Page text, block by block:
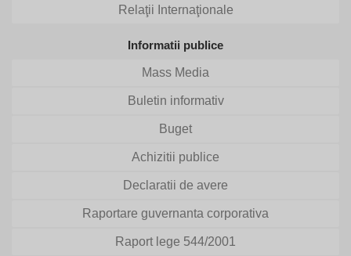
Relaţii Internaţionale
Informatii publice
Mass Media
Buletin informativ
Buget
Achizitii publice
Declaratii de avere
Raportare guvernanta corporativa
Raport lege 544/2001